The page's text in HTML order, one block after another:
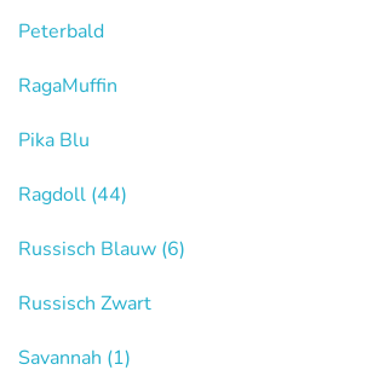
Peterbald
RagaMuffin
Pika Blu
Ragdoll (44)
Russisch Blauw (6)
Russisch Zwart
Savannah (1)